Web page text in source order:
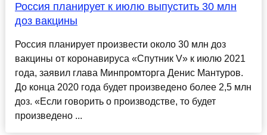
Россия планирует к июлю выпустить 30 млн
доз вакцины
Россия планирует произвести около 30 млн доз
вакцины от коронавируса «Спутник V» к июлю 2021
года, заявил глава Минпромторга Денис Мантуров.
До конца 2020 года будет произведено более 2,5 млн
доз. «Если говорить о производстве, то будет
произведено ...